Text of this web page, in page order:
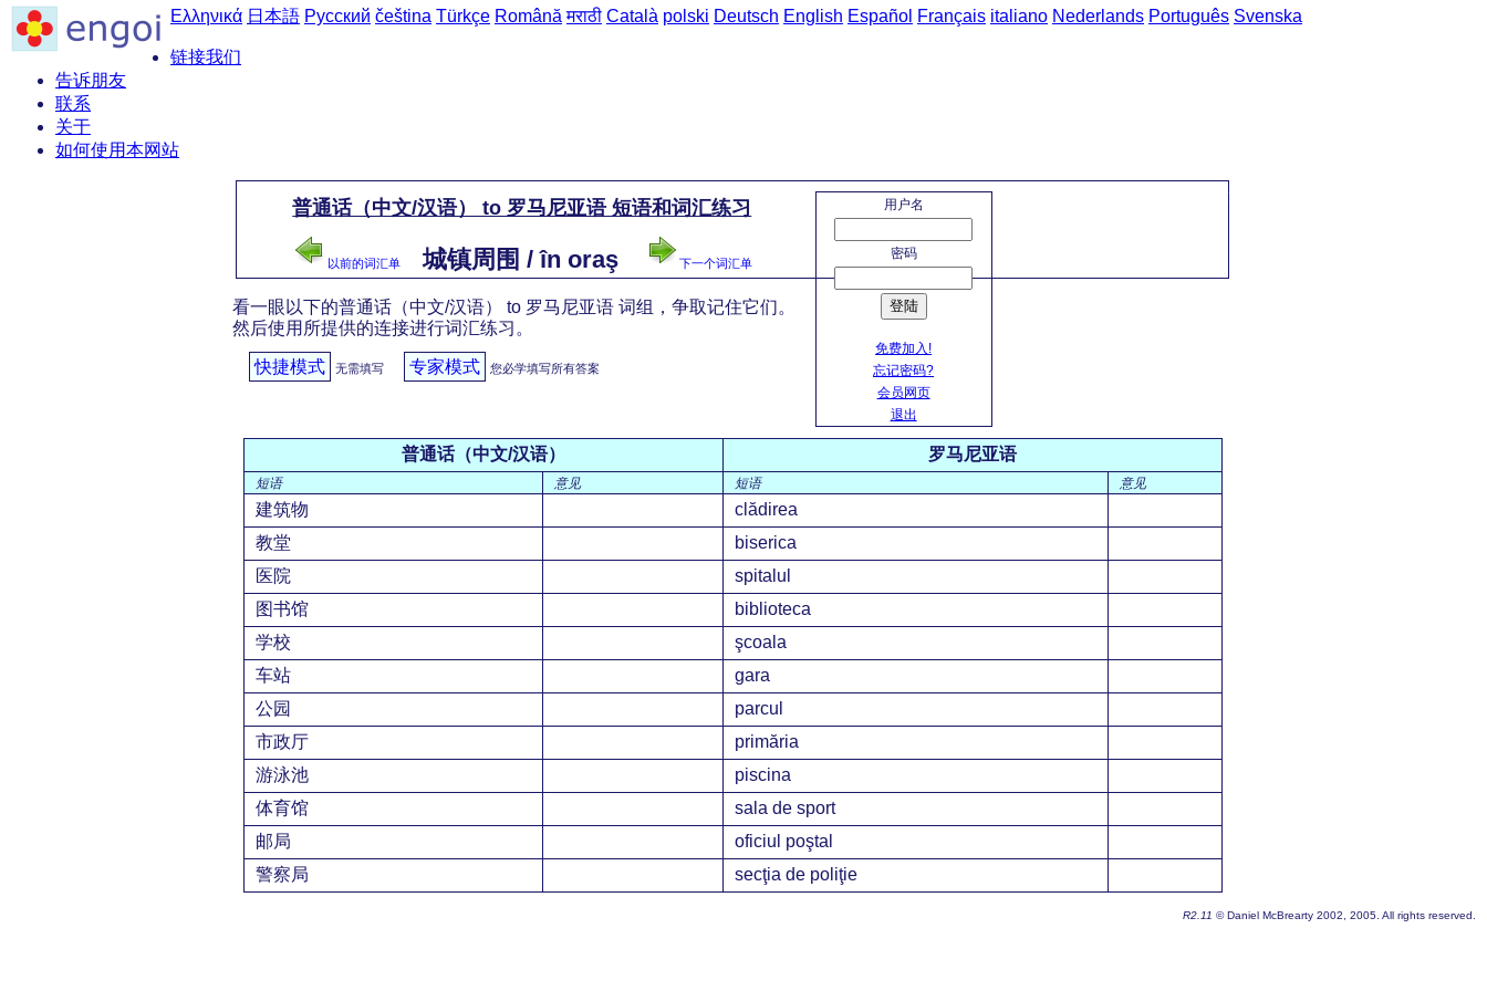
Ελληνικά 日本語 Русский čeština Türkçe Română मराठी Català polski Deutsch English Español Français italiano Nederlands Português Svenska
链接我们
告诉朋友
联系
关于
如何使用本网站
普通话-罗马尼亚语 短语
用户名
密码
登陆
免费加入!
忘记密码?
会员网页
退出
普通话（中文/汉语） to 罗马尼亚语 短语和词汇练习
以前的词汇单 城镇周围 / în oraş 下一个词汇单
看一眼以下的普通话（中文/汉语） to 罗马尼亚语 词组，争取记住它们。
然后使用所提供的连接进行词汇练习。
快捷模式 无需填写 专家模式 您必学填写所有答案
普通话（中文/汉语） 罗马尼亚语
短语 意见 短语 意见
建筑物
clădirea
教堂
biserica
医院
spitalul
图书馆
biblioteca
学校
şcoala
车站
gara
公园
parcul
市政厅
primăria
游泳池
piscina
体育馆
sala de sport
邮局
oficiul poştal
警察局
secţia de poliţie
R2.11 © Daniel McBrearty 2002, 2005. All rights reserved.